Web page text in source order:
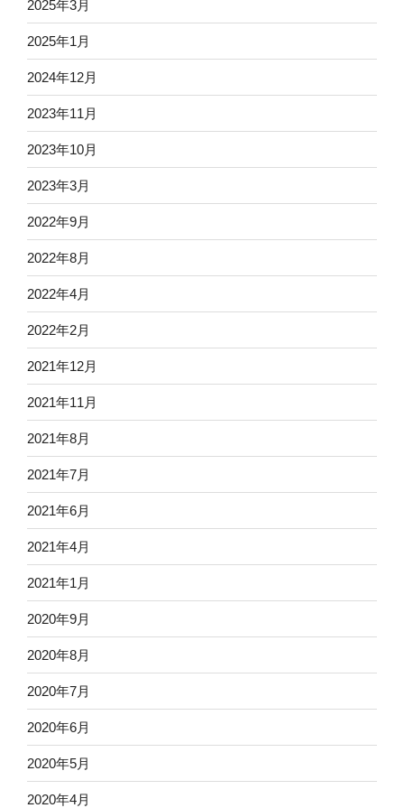
2025年3月
2025年1月
2024年12月
2023年11月
2023年10月
2023年3月
2022年9月
2022年8月
2022年4月
2022年2月
2021年12月
2021年11月
2021年8月
2021年7月
2021年6月
2021年4月
2021年1月
2020年9月
2020年8月
2020年7月
2020年6月
2020年5月
2020年4月